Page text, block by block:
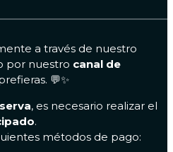
a través de nuestro
por nuestro canal de
💬✨
, es necesario realizar el
.
métodos de pago: